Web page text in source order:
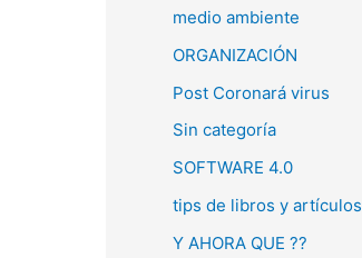
medio ambiente
ORGANIZACIÓN
Post Coronará virus
Sin categoría
SOFTWARE 4.0
tips de libros y artículos
Y AHORA QUE ??